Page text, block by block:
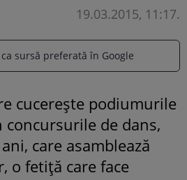
19.03.2015, 11:17.
sursă preferată în Google
cucereşte podiumurile
concursurile de dans,
care asamblează
o fetiţă care face